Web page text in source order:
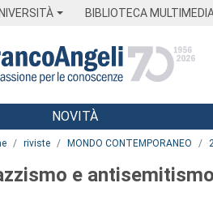
BIBLIOTECA
NOVITÀ
riviste MONDO CONTEMPORANEO
e